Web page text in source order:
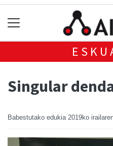
Singular
Babestutako edukia 2019ko